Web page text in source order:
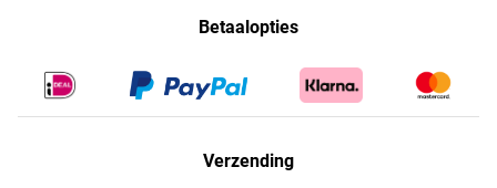
Betaalopties
Verzending